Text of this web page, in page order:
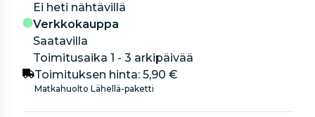
Ei heti nähtävillä
Verkkokauppa
Saatavilla
Toimitusaika 1 - 3 arkipäivää
Toimituksen hinta: 5,90 €
Matkahuolto Lähellä-paketti